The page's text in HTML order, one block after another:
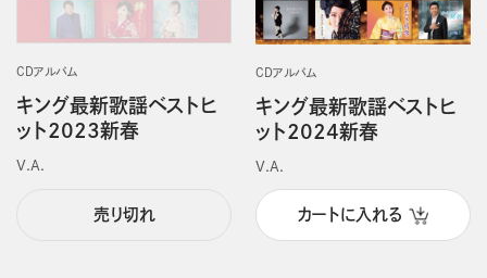
CDアルバム
キング最新歌謡ベストヒ
ット2023新春
V.A.
売り切れ
CDアルバム
キング最新歌謡ベストヒ
ット2024新春
V.A.
カートに入れる